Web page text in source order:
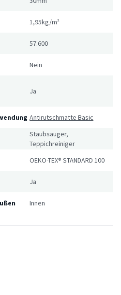
1,95kg/m²
57.600
Nein
Ja
Antirutschmatte Basic
Staubsauger,
Teppichreiniger
OEKO-TEX® STANDARD 100
Ja
Innen